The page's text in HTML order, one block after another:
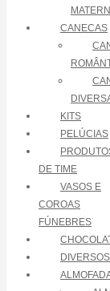
CANECAS
KITS
PELÚCIAS
DE TIME
VASOS E
COROAS
FÚNEBRES
DIVERSOS